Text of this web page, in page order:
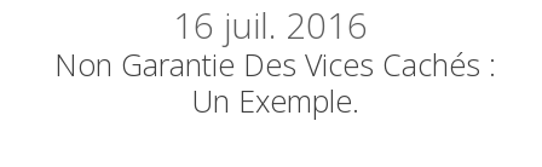
16 juil. 2016
Non Garantie Des Vices Cachés :
Un Exemple.